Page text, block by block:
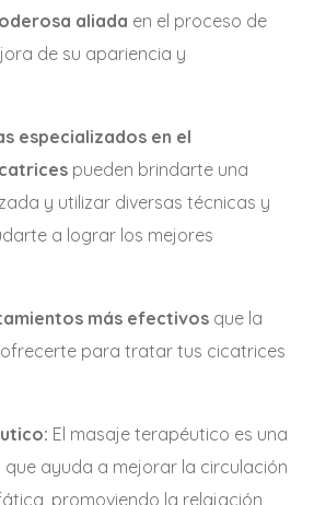
aliada en el proceso de
de su apariencia y
especializados en el
pueden brindarte una
y utilizar diversas técnicas y
a lograr los mejores
más efectivos que la
para tratar tus cicatrices
El masaje terapéutico es una
ayuda a mejorar la circulación
promoviendo la relajación